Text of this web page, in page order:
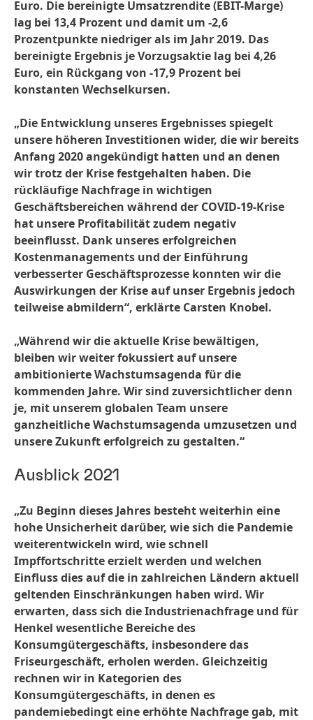
Euro. Die bereinigte Umsatzrendite(EBIT-Marge)
lag bei 13,4 Prozent und damit um -2,6
Prozentpunkte niedriger als im Jahr 2019. Das
bereinigte Ergebnis je Vorzugsaktie lag bei 4,26
Euro, ein Rückgang von -17,9 Prozent bei
konstanten Wechselkursen.
„Die Entwicklung unseres Ergebnisses spiegelt
unsere höheren Investitionen wider, die wir bereits
Anfang 2020 angekündigt hatten und an denen
wir trotz der Krise festgehalten haben. Die
rückläufige Nachfrage in wichtigen
Geschäftsbereichen während der COVID-19-Krise
hat unsere Profitabilität zudem negativ
beeinflusst. Dank unseres erfolgreichen
Kostenmanagements und der Einführung
verbesserter Geschäftsprozesse konnten wir die
Auswirkungen der Krise auf unser Ergebnis jedoch
teilweise abmildern“, erklärte Carsten Knobel.
„Während wir die aktuelle Krise bewältigen,
bleiben wir weiter fokussiert auf unsere
ambitionierte Wachstumsagenda für die
kommenden Jahre. Wir sind zuversichtlicher denn
je, mit unserem globalen Team unsere
ganzheitliche Wachstumsagenda umzusetzen und
unsere Zukunft erfolgreich zu gestalten.“
Ausblick 2021
„Zu Beginn dieses Jahres besteht weiterhin eine
hohe Unsicherheit darüber, wie sich die Pandemie
weiterentwickeln wird, wie schnell
Impffortschritte erzielt werden und welchen
Einfluss dies auf die in zahlreichen Ländern aktuell
geltenden Einschränkungen haben wird. Wir
erwarten, dass sich die Industrienachfrage und für
Henkel wesentliche Bereiche des
Konsumgütergeschäfts, insbesondere das
Friseurgeschäft, erholen werden. Gleichzeitig
rechnen wir in Kategorien des
Konsumgütergeschäfts, in denen es
pandemiebedingt eine erhöhte Nachfrage gab, mit